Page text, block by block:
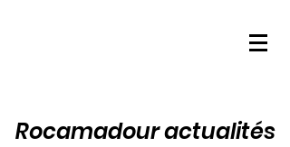
Rocamadour actualités